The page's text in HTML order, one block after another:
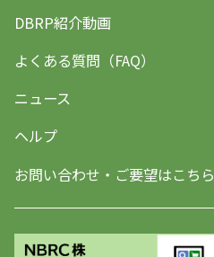
DBRP紹介動画
よくある質問（FAQ）
ニュース
ヘルプ
お問い合わせ・ご要望はこちら